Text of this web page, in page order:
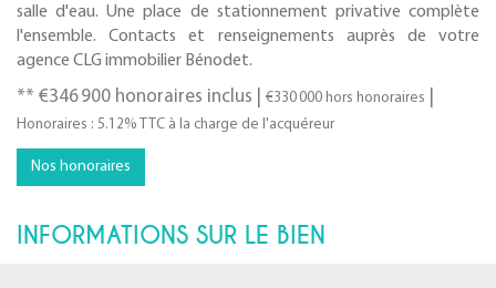
salle d'eau. Une place de stationnement privative complète
l'ensemble. Contacts et renseignements auprès de votre
agence CLG immobilier Bénodet.
** €346 900 honoraires inclus €330 000 hors honoraires
Honoraires : 5.12% TTC à la charge de l'acquéreur
Nos honoraires
INFORMATIONS SUR LE BIEN